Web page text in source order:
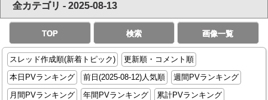
全カテゴリ - 2025-08-13
TOP 検索 画像一覧
スレッド作成順(新着トピック)
更新順・コメント順
本日PVランキング
前日(2025-08-12)人気順
週間PVランキング
月間PVランキング
年間PVランキング
累計PVランキング